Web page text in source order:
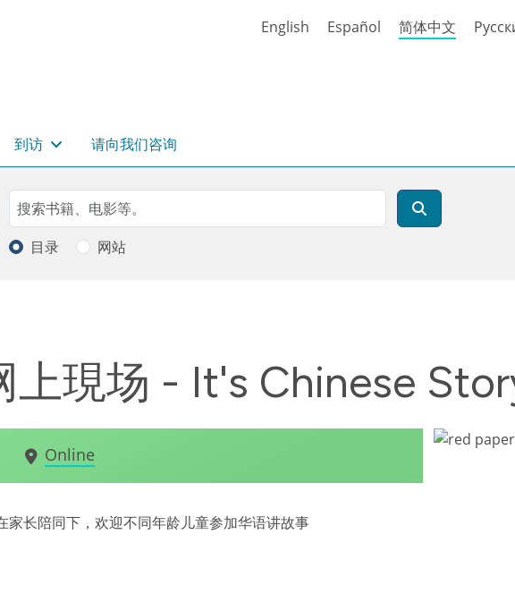
English Español 简体中文
到访 请向我们咨询
Search
搜索
目录 网站
上現场 - It's Chinese
Online
长陪同下，欢迎不同年龄儿童参加华语讲故事